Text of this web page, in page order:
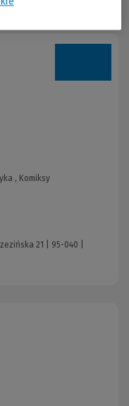
, Komiksy
21 | 95-040 |